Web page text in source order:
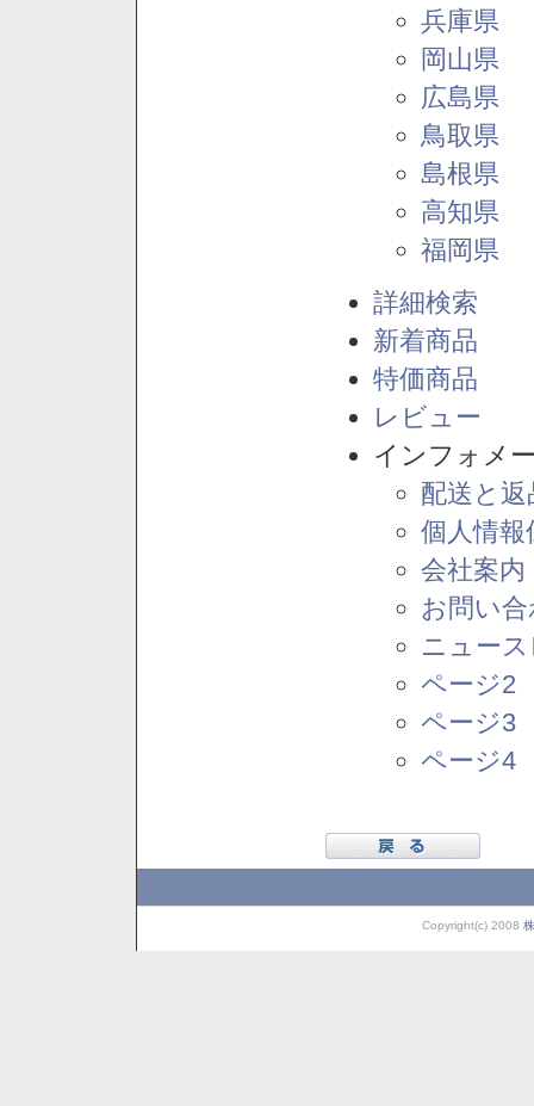
兵庫県
岡山県
広島県
鳥取県
島根県
高知県
福岡県
詳細検索
新着商品
特価商品
レビュー
インフォメ
配送と
個人情報
会社案内
お問い
ニュー
ページ2
ページ3
ページ4
Copyright(c) 2008